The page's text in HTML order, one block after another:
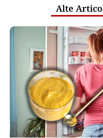
un stoc de
Puterea
Impactul
europene:
lovească
Atacurile
repetă
pentru
publice